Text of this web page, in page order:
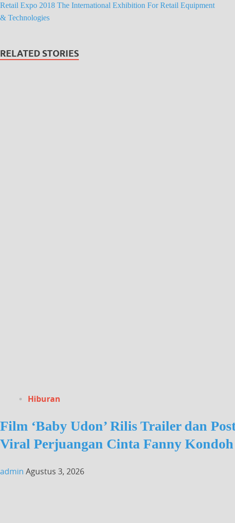
Retail Expo 2018 The International Exhibition For Retail Equipment
& Technologies
RELATED STORIES
Hiburan
Film ‘Baby Udon’ Rilis Trailer dan
Viral Perjuangan Cinta Fanny
admin Agustus 3, 2026